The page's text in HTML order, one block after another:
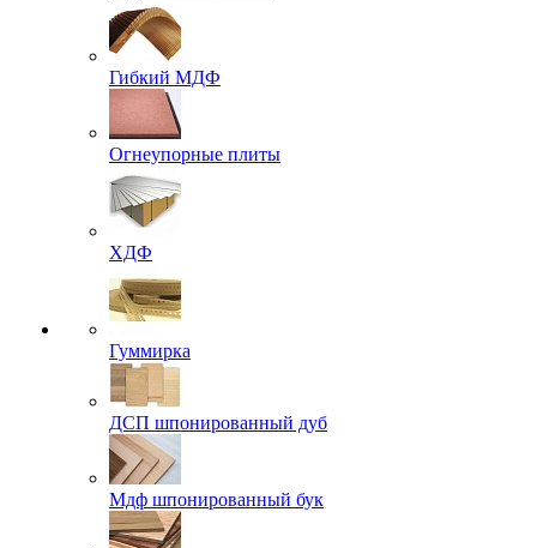
Гибкий МДФ
Огнеупорные плиты
ХДФ
Гуммирка
ДСП шпонированный дуб
Мдф шпонированный бук